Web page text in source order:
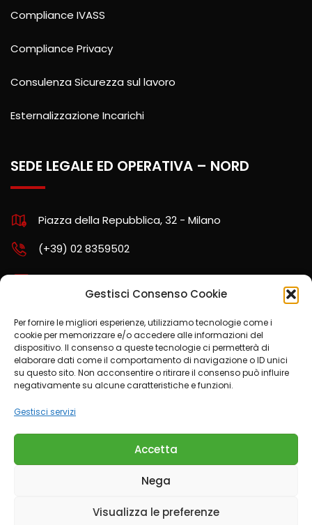
Gestisci Consenso Cookie
Per fornire le migliori esperienze, utilizziamo tecnologie come i
cookie per memorizzare e/o accedere alle informazioni del
dispositivo. Il consenso a queste tecnologie ci permetterà di
elaborare dati come il comportamento di navigazione o ID unici
su questo sito. Non acconsentire o ritirare il consenso può influire
negativamente su alcune caratteristiche e funzioni.
Gestisci servizi
Accetta
Nega
Visualizza le preferenze
Compliance IVASS
Compliance Privacy
Consulenza Sicurezza sul lavoro
Esternalizzazione Incarichi
SEDE LEGALE ED OPERATIVA – NORD
Piazza della Repubblica, 32 - Milano
(+39) 02 8359502
assistenza.nord@kpartners.it
SCARICA LA POLITICA AZIENDALE
© 2026 K Partners srl - P.IVA: 01594080432 - pec:
Cookies Policy